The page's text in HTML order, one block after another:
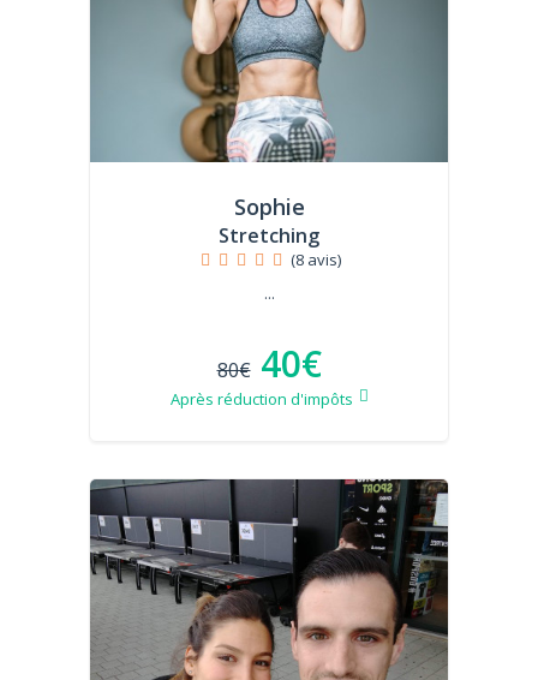
Sophie
Stretching
(8 avis)
...
80€ 40€
Après réduction d'impôts